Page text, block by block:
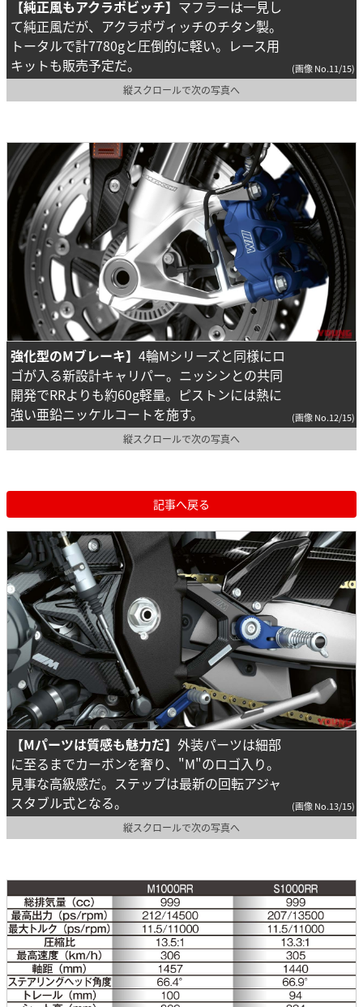
【純正風もアクラポビッチ】 マフラーは一見し
て純正風だが、アクラポヴィッチのチタン製。
トータルで計7780gと圧倒的に軽い。レース用
キットも販売予定だ。
(画像 No.11/15)
縦スクロールで次の写真へ
強化型のMブレーキ】 4輪Mシリーズと同様にロ
ゴが入る新設計キャリパー。ニッシンとの共同
開発でRRよりも約60g軽量。ピストンには熱に
強い亜鉛ニッケルコートを施す。
(画像 No.12/15)
縦スクロールで次の写真へ
記事へ戻る
【Mパーツは質感も魅力だ】 外装パーツは細部
に至るまでカーボンを奢り、"M"のロゴ入り。
見事な高級感だ。ステップは最新の回転アジャ
スタブル式となる。
(画像 No.13/15)
縦スクロールで次の写真へ